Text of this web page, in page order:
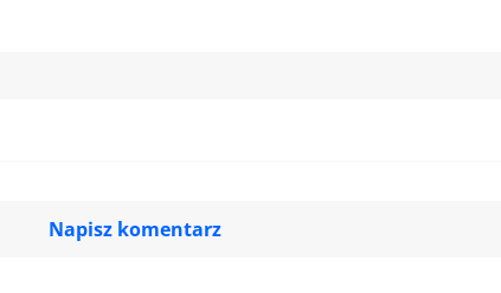
Napisz komentarz